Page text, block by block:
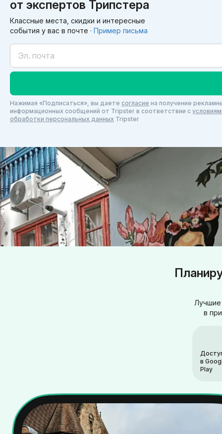
от экспертов Трипстера
Классные места, скидки и интересные
события у вас в почте · Пример письма
Нажимая «Подписаться», вы даете согласие на получение
информационных сообщений от Tripster в соответствии c
обработки персональных данных Tripster
в
в
Play